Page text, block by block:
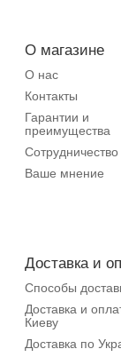
О магазине
О нас
Контакты
Гарантии и
преимущества
Сотрудничество
Ваше мнение
Доставка и
Способы
Доставка и
Киеву
Доставка по